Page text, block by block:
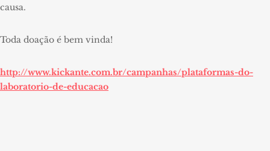
causa.
Toda doação é bem vinda!
http://www.kickante.com.br/campanhas/plataformas-do-
laboratorio-de-educacao